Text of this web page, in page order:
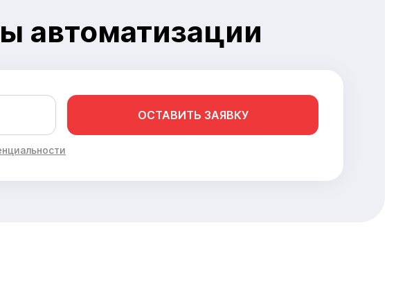
автоматизации
ОСТАВИТЬ ЗАЯВКУ